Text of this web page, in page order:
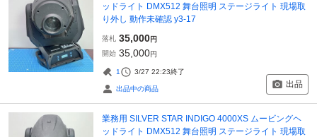
ッドライト DMX512 舞台照明 ステージライト 現場取
り外し 動作未確認 y3-17
落札 35,000円
開始 35,000円
1 3/27 22:23終了
出品中の商品 出品
業務用 SILVER STAR INDIGO 4000XS ムービングヘ
ッドライト DMX512 舞台照明 ステージライト 現場取